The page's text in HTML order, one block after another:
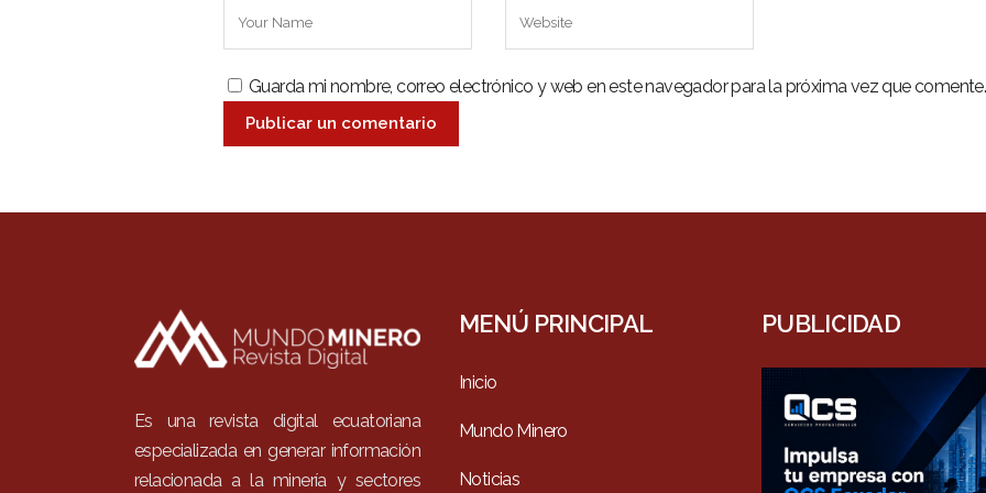
Guarda mi nombre, correo electrónico y web en este navegador para la próxima vez que comente.
Es una revista digital ecuatoriana
especializada en generar información
relacionada a la minería y sectores
MENÚ PRINCIPAL
Inicio
Mundo Minero
Noticias
PUBLICIDAD